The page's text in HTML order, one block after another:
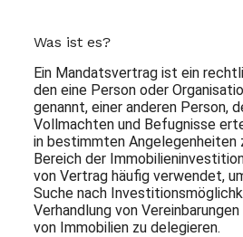
Was ist es?
Ein Mandatsvertrag ist ein
den eine Person oder
genannt, einer anderen Person,
Vollmachten und Befugnisse
in bestimmten Angelegenheiten
Bereich der
von Vertrag häufig verwendet,
Suche nach
Verhandlung von
von Immobilien zu delegieren.